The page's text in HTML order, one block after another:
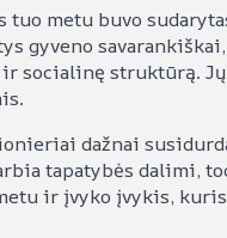
tuo metu buvo
gyveno
socialinę struktūrą. Jų
dažnai
tapatybės dalimi,
ir įvyko įvykis,